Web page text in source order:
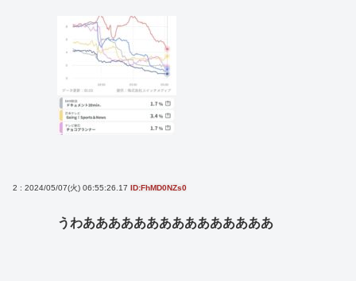
2 : 2024/05/07(火) 06:55:26.17 ID:FhMD0NZs0
うわあああああああああああああああ